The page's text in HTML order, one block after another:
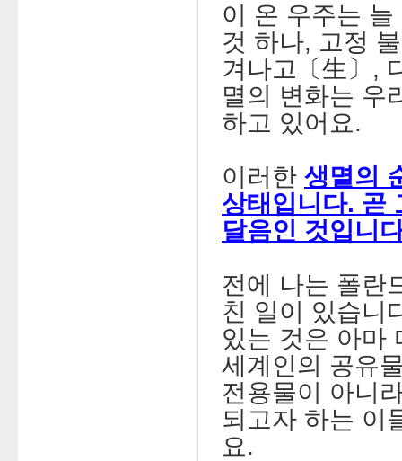
이 온 우주는
것 하나, 고정
겨나고〔生〕,
멸의 변화는 우
하고 있어요.
이러한 생멸의
상태입니다. 곧
달음인 것입니
전에 나는 폴란
친 일이 있습니
있는 것은 아마
세계인의 공유
전용물이 아니
되고자 하는 이
요.